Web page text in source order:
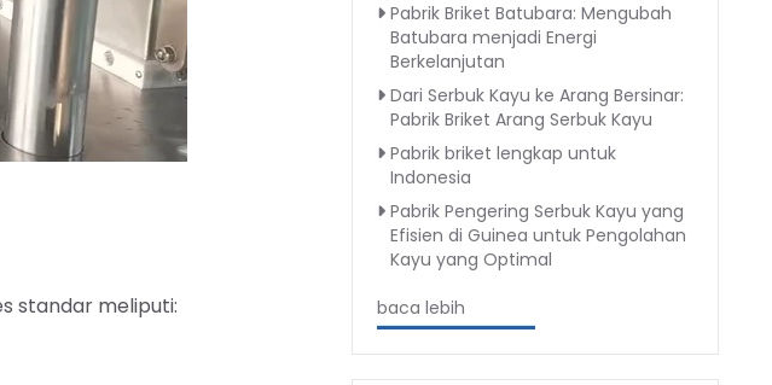
standar meliputi:
Pabrik Briket Batubara: Mengubah
Batubara menjadi Energi
Berkelanjutan
Dari Serbuk Kayu ke Arang Bersinar:
Pabrik Briket Arang Serbuk Kayu
Pabrik briket lengkap untuk
Indonesia
Pabrik Pengering Serbuk Kayu yang
Efisien di Guinea untuk Pengolahan
Kayu yang Optimal
baca lebih